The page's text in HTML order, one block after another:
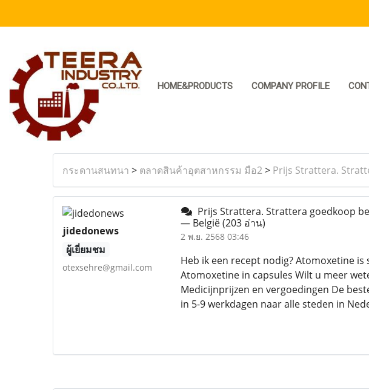
HOME&PRODUCTS COMPANY PROFILE
กระดานสนทนา > ตลาดสินค้าอุตสาหกรรม มือ2> Prijs Strattera.
jidedonews
ผู้เยี่ยมชม
otexsehre@gmail.com
Prijs Strattera. Strattera goedkoop
— België(203 อ่าน)
2 พ.ย. 2568 03:46
Heb ik een recept nodig? Atomoxetine
Atomoxetine in capsules Wilt u meer
Medicijnprijzen en vergoedingen De
in 5-9 werkdagen naar alle steden in